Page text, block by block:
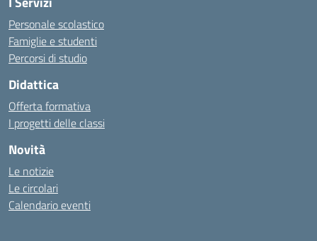
Personale scolastico
Famiglie e studenti
Percorsi di studio
Didattica
Offerta formativa
I progetti delle classi
Novità
Le notizie
Le circolari
Calendario eventi